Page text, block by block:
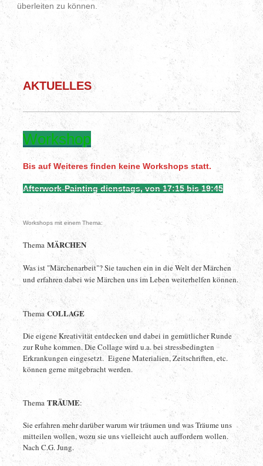
überleiten zu können.
AKTUELLES
Workshop
Bis auf Weiteres finden keine Workshops statt.
Afterwork-Painting dienstags, von 17:15 bis 19:45
Workshops mit einem Thema:
Thema MÄRCHEN
Was ist "Märchenarbeit"? Sie tauchen ein in die Welt der Märchen
und erfahren dabei wie Märchen uns im Leben weiterhelfen können.
ThemaCOLLAGE
Die eigene Kreativität entdecken und dabei in gemütlicher Runde
zur Ruhe kommen. Die Collage wird u.a. bei stressbedingten
Erkrankungen eingesetzt. Eigene Materialien, Zeitschriften, etc.
können gerne mitgebracht werden.
Thema TRÄUME:
Sie erfahren mehr darüber warum wir träumen und was Träume uns
mitteilen wollen, wozu sie uns vielleicht auch auffordern wollen.
Nach C.G. Jung.